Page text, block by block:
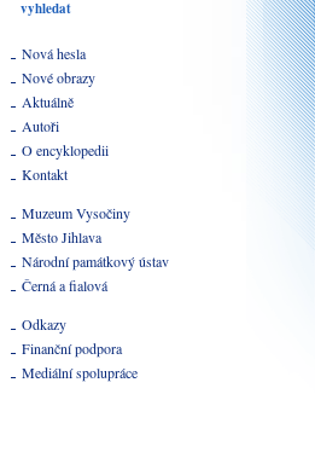
Nová hesla
Nové obrazy
Aktuálně
Autoři
O encyklopedii
Kontakt
Muzeum Vysočiny
Město Jihlava
Národní památkový ústav
Černá a fialová
Odkazy
Finanční podpora
Mediální spolupráce